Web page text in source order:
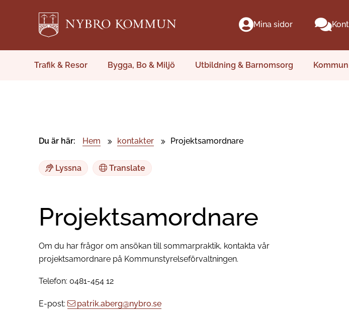
Mina sidor
Trafik & Resor Bygga, Bo & Miljö Utbildning & Barnomsorg
Du är här: Hem kontakter Projektsamordnare
Lyssna Translate
Projektsamordnare
Om du har frågor om ansökan till sommarpraktik, kontakta vår
projektsamordnare på Kommunstyrelseförvaltningen.
Telefon: 0481-454 12
E-post: patrik.aberg@nybro.se